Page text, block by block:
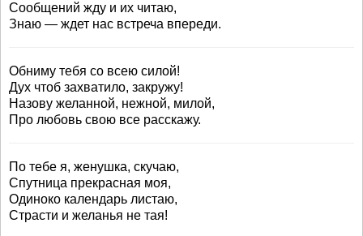
Сообщений жду и их читаю,
Знаю — ждет нас встреча впереди.
Обниму тебя со всею силой!
Дух чтоб захватило, закружу!
Назову желанной, нежной, милой,
Про любовь свою все расскажу.
По тебе я, женушка, скучаю,
Спутница прекрасная моя,
Одиноко календарь листаю,
Страсти и желанья не тая!